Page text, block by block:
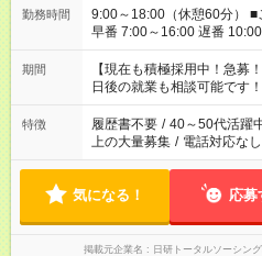
勤務時間
9:00～18:00（休憩60分） ■ご希望があれば下記シフトもOK！
早番 7:00～16:00 遅番 10:00～19:00 「家族と
い」 「余裕を持って夕飯の
たくない」 など、ご希望を教えて
の方へ 今ご覧のお仕事で希
の勤務時間。 合計で週40時
期間
【現在も積極採用中！急
日後の就業も相談可能です！
特徴 履歴書不要 / 40～50代活躍
上の大量募集 / 電話対応なし
気になる！ 応募
掲載元企業名 日研トータルソーシン